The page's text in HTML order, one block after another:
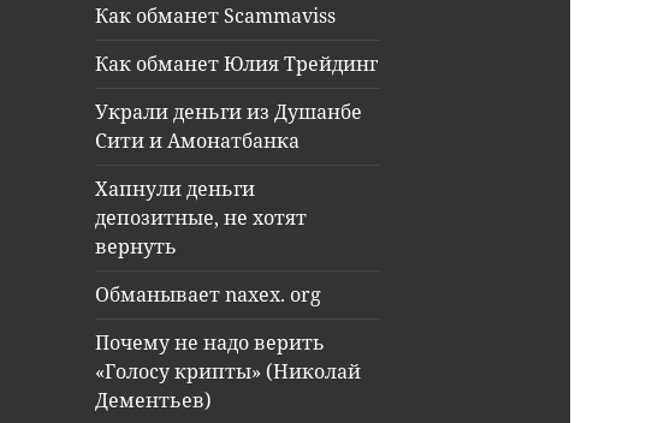
Как обманет Scammaviss
Как обманет Юлия Трейдинг
Украли деньги из Душанбе
Сити и Амонатбанка
Хапнули деньги
депозитные, не хотят
вернуть
Обманывает naxex. org
Почему не надо верить
«Голосу крипты» (Николай
Дементьев)